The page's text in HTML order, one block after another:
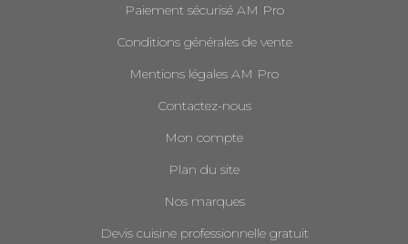
Paiement sécurisé AM Pro
Conditions générales de vente
Mentions légales AM Pro
Contactez-nous
Mon compte
Plan du site
Nos marques
Devis cuisine professionnelle gratuit